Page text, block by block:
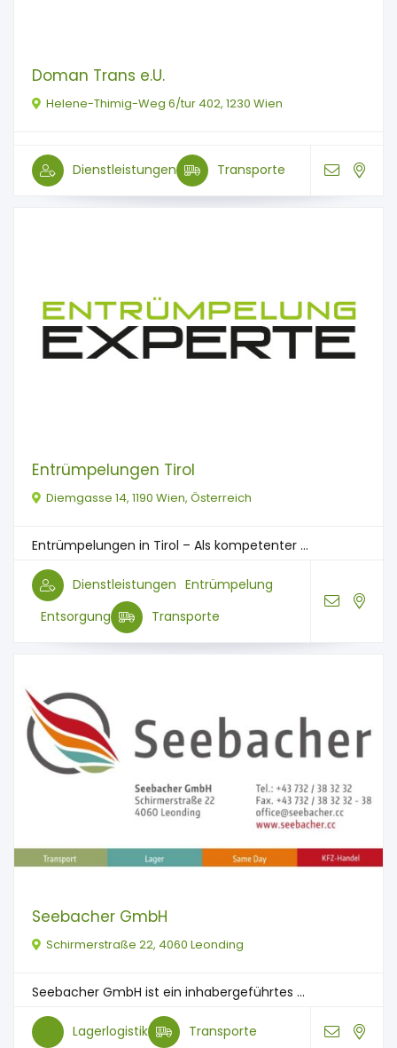
Doman Trans e.U.
Helene-Thimig-Weg 6/tur 402, 1230 Wien
Dienstleistungen Transporte
Entrümpelungen Tirol
Diemgasse 14, 1190 Wien, Österreich
Entrümpelungen in Tirol – Als kompetenter ...
Dienstleistungen Entrümpelung
Entsorgung
Transporte
Seebacher GmbH
Schirmerstraße 22, 4060 Leonding
Seebacher GmbH ist ein inhabergeführtes ...
Lagerlogistik Transporte